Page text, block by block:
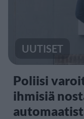
UUTISET
Poliisi
ihmisiä